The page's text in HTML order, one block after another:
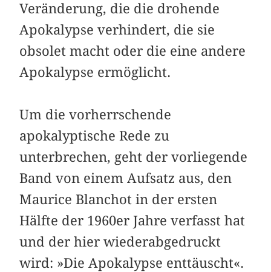
Veränderung, die die drohende
Apokalypse verhindert, die sie
obsolet macht oder die eine andere
Apokalypse ermöglicht.
Um die vorherrschende
apokalyptische Rede zu
unterbrechen, geht der vorliegende
Band von einem Aufsatz aus, den
Maurice Blanchot in der ersten
Hälfte der 1960er Jahre verfasst hat
und der hier wiederabgedruckt
wird: »Die Apokalypse enttäuscht«.